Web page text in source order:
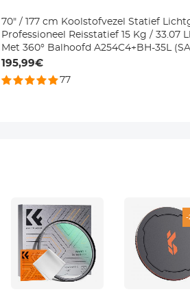
70" / 177 cm Koolstofvezel Statief
Professioneel Reisstatief 15 Kg / 33.07
Met 360° Balhoofd A254C4+BH-35L
195,99€
77
-